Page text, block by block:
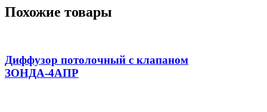
Похожие товары
Диффузор потолочный с клапаном
ЗОНДА-4АПР